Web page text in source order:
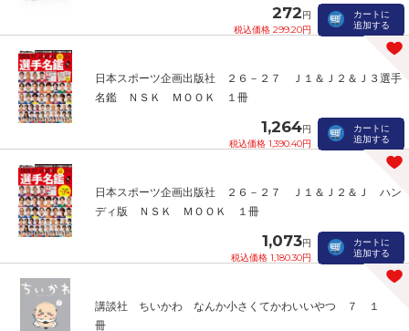
272円
税込価格 299.20円
カートに
追加する
日本スポーツ企画出版社 ２６－２７ Ｊ１＆Ｊ２＆Ｊ３選手
名鑑 ＮＳＫ ＭＯＯＫ １冊
1,264円
税込価格 1,390.40円
カートに
追加する
日本スポーツ企画出版社 ２６－２７ Ｊ１＆Ｊ２＆Ｊ ハン
ディ版 ＮＳＫ ＭＯＯＫ １冊
1,073円
税込価格 1,180.30円
カートに
追加する
講談社 ちいかわ なんか小さくてかわいいやつ ７ １
冊